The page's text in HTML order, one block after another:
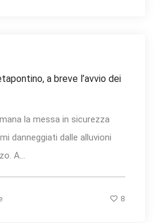
a breve l’avvio dei
la messa in sicurezza
danneggiati dalle alluvioni
A...
8